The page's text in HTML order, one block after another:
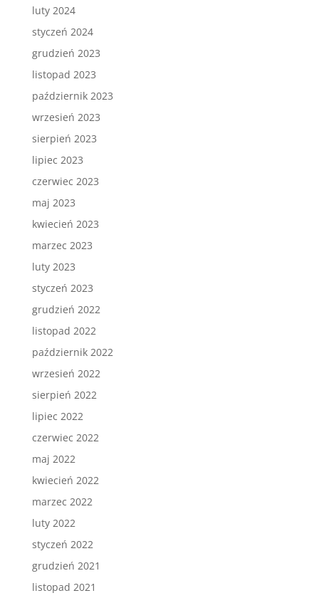
luty 2024
styczeń 2024
grudzień 2023
listopad 2023
październik 2023
wrzesień 2023
sierpień 2023
lipiec 2023
czerwiec 2023
maj 2023
kwiecień 2023
marzec 2023
luty 2023
styczeń 2023
grudzień 2022
listopad 2022
październik 2022
wrzesień 2022
sierpień 2022
lipiec 2022
czerwiec 2022
maj 2022
kwiecień 2022
marzec 2022
luty 2022
styczeń 2022
grudzień 2021
listopad 2021